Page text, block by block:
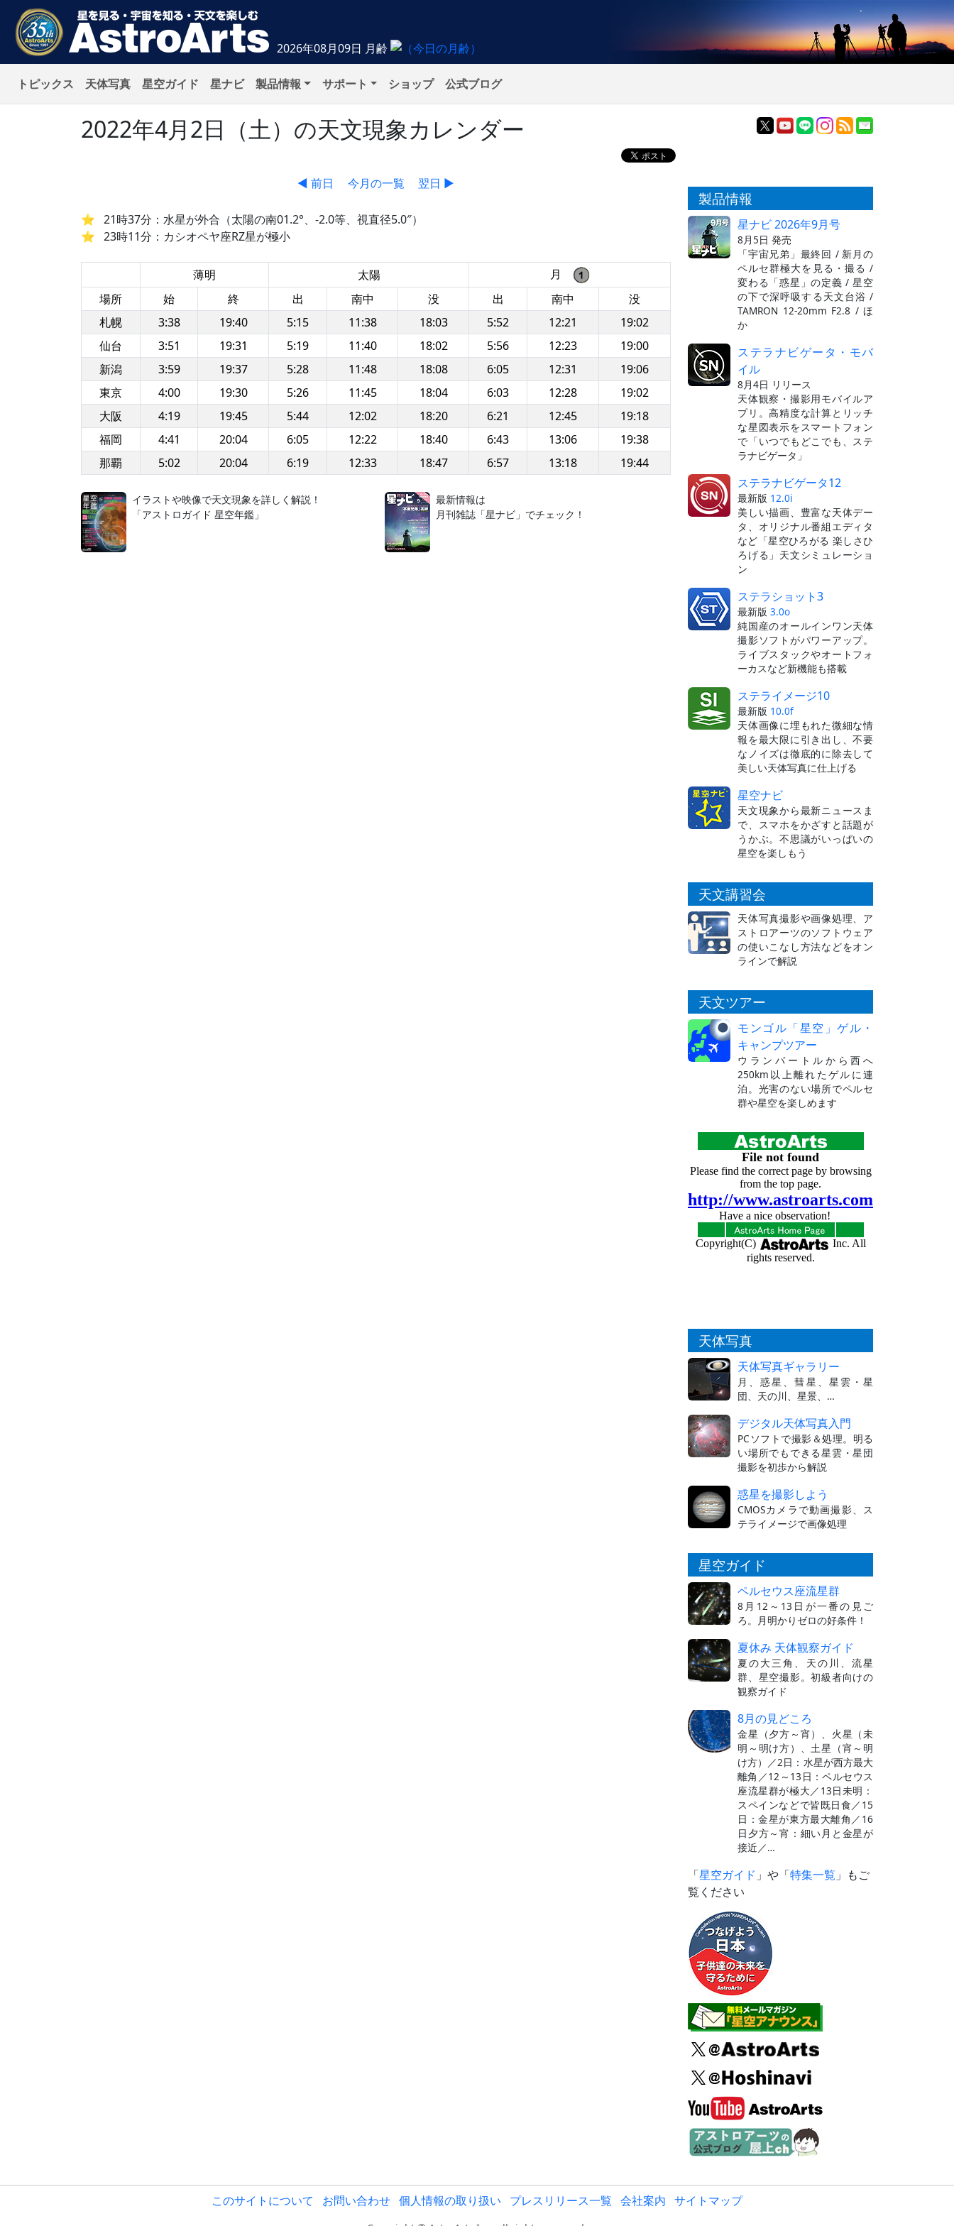
2026年08月09日 月齢
トピックス 天体写真 星空ガイド 星ナビ 製品情報 サポート ショップ 公式ブログ
2022年4月2日（土）の天文現象カレンダー
◀ 前日 今月の一覧 翌日 ▶
21時37分：水星が外合（太陽の南01.2°、-2.0等、視直径5.0″）
23時11分：カシオペヤ座RZ星が極小
薄明 太陽
月
場所
始 終 出 南中 没 出 南中
没
札幌
3:38 19:40 5:15 11:38 18:03 5:52 12:21
19:02
仙台
3:51 19:31 5:19 11:40 18:02 5:56 12:23
19:00
新潟
3:59 19:37 5:28 11:48 18:08 6:05 12:31
19:06
東京
4:00 19:30 5:26 11:45 18:04 6:03 12:28
19:02
大阪
4:19 19:45 5:44 12:02 18:20 6:21 12:45
19:18
福岡
4:41 20:04 6:05 12:22 18:40 6:43 13:06
19:38
那覇
5:02 20:04 6:19 12:33 18:47 6:57 13:18 19:44
イラストや映像で天文現象を詳しく解説！
「アストロガイド 星空年鑑」
最新情報は
月刊雑誌「星ナビ」でチェック！
製品情報
星ナビ 2026年9月号
8月5日 発売
「宇宙兄弟」最終回 / 新月の
ペルセ群極大を見る・撮る /
変わる「惑星」の定義 / 星空
の下で深呼吸する天文台浴 /
TAMRON 12-20mm F2.8 / ほ
か
ステラナビゲータ・モバ
イル
8月4日 リリース
天体観察・撮影用モバイルア
プリ。高精度な計算とリッチ
な星図表示をスマートフォン
で「いつでもどこでも、ステ
ラナビゲータ」
ステラナビゲータ12
最新版 12.0i
美しい描画、豊富な天体デー
タ、オリジナル番組エディタ
など「星空ひろがる 楽しさひ
ろげる」天文シミュレーショ
ン
ステラショット3
最新版 3.0o
純国産のオールインワン天体
撮影ソフトがパワーアップ。
ライブスタックやオートフォ
ーカスなど新機能も搭載
ステライメージ10
最新版 10.0f
天体画像に埋もれた微細な情
報を最大限に引き出し、不要
なノイズは徹底的に除去して
美しい天体写真に仕上げる
星空ナビ
天文現象から最新ニュースま
で、スマホをかざすと話題が
うかぶ。不思議がいっぱいの
星空を楽しもう
天文講習会
天体写真撮影や画像処理、ア
ストロアーツのソフトウェア
の使いこなし方法などをオン
ラインで解説
天文ツアー
モンゴル「星空」ゲル・
キャンプツアー
ウランバートルから西へ
250km以上離れたゲルに連
泊。光害のない場所でペルセ
群や星空を楽しめます
天体写真
天体写真ギャラリー
月、惑星、彗星、星雲・星
団、天の川、星景、…
デジタル天体写真入門
PCソフトで撮影＆処理。明る
い場所でもできる星雲・星団
撮影を初歩から解説
惑星を撮影しよう
CMOSカメラで動画撮影、ス
テライメージで画像処理
星空ガイド
ペルセウス座流星群
8月12～13日が一番の見ご
ろ。月明かりゼロの好条件！
夏休み 天体観察ガイド
夏の大三角、天の川、流星
群、星空撮影。初級者向けの
観察ガイド
8月の見どころ
金星（夕方～宵）、火星（未
明～明け方）、土星（宵～明
け方）／2日：水星が西方最大
離角／12～13日：ペルセウス
座流星群が極大／13日未明：
スペインなどで皆既日食／15
日：金星が東方最大離角／16
日夕方～宵：細い月と金星が
接近／…
「星空ガイド 」や「特集一覧 」もご
覧ください
このサイトについて お問い合わせ 個人情報の取り扱い プレスリリース一覧 会社案内 サイトマップ